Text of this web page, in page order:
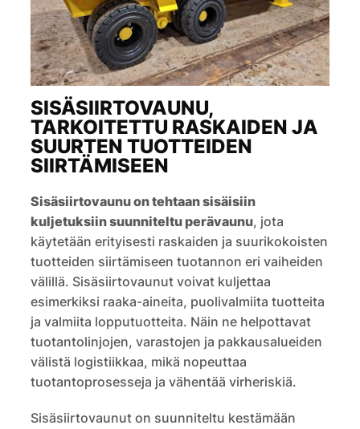
SISÄSIIRTOVAUNU,
TARKOITETTU RASKAIDEN JA
SUURTEN TUOTTEIDEN
SIIRTÄMISEEN
Sisäsiirtovaunu on tehtaan sisäisiin
kuljetuksiin suunniteltu perävaunu, jota
käytetään erityisesti raskaiden ja suurikokoisten
tuotteiden siirtämiseen tuotannon eri vaiheiden
välillä. Sisäsiirtovaunut voivat kuljettaa
esimerkiksi raaka-aineita, puolivalmiita tuotteita
ja valmiita lopputuotteita. Näin ne helpottavat
tuotantolinjojen, varastojen ja pakkausalueiden
välistä logistiikkaa, mikä nopeuttaa
tuotantoprosesseja ja vähentää virheriskiä.
Sisäsiirtovaunut on suunniteltu kestämään